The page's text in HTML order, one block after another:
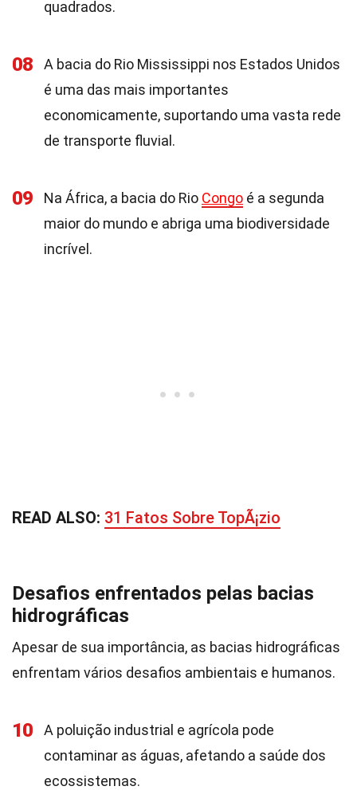
quadrados.
08
A bacia do Rio Mississippi nos Estados Unidos
é uma das mais importantes
economicamente, suportando uma vasta rede
de transporte fluvial.
09 Na África, a bacia do Rio Congo é a segunda
maior do mundo e abriga uma biodiversidade
incrível.
READ ALSO: 31 Fatos Sobre TopÃ¡zio
Desafios enfrentados pelas bacias
hidrográficas
Apesar de sua importância, as bacias hidrográficas
enfrentam vários desafios ambientais e humanos.
10
A poluição industrial e agrícola pode
contaminar as águas, afetando a saúde dos
ecossistemas.